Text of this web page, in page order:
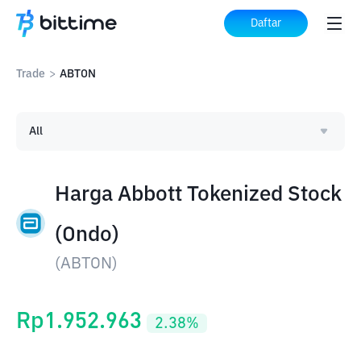
Daftar
Trade > ABTON
Harga Abbott Tokenized Stock
(Ondo)
(ABTON )
All
Rp1.952.963 2.38%